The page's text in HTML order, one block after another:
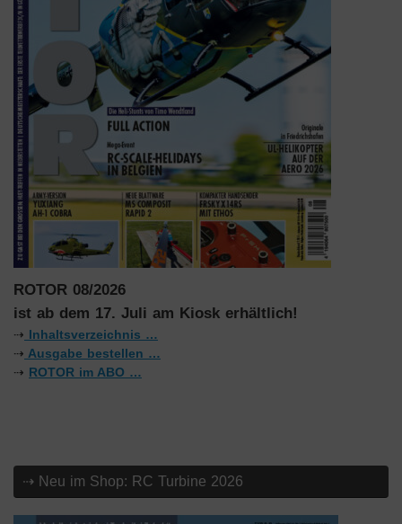
ROTOR 08/2026
ist ab dem 17. Juli am Kiosk erhältlich!
⇢ Inhaltsverzeichnis …
⇢ Ausgabe bestellen …
⇢ ROTOR im ABO …
⇢ Neu im Shop: RC Turbine 2026